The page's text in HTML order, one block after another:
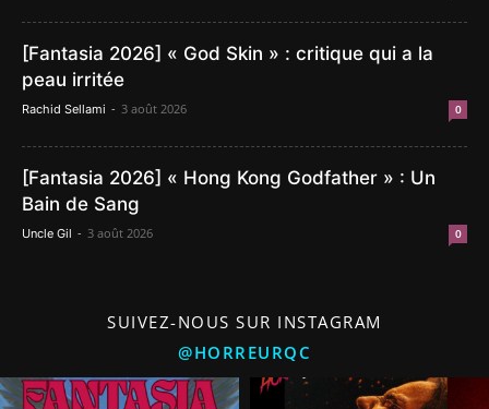
[Fantasia 2026] « God Skin » : critique qui a la
peau irritée
Rachid Sellami - 3 août 2026 0
[Fantasia 2026] « Hong Kong Godfather » : Un
Bain de Sang
Uncle Gil - 3 août 2026 0
SUIVEZ-NOUS SUR INSTAGRAM
@HORREURQC